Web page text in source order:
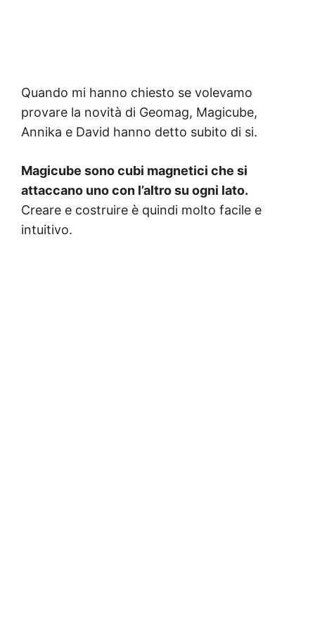
Quando mi hanno chiesto se volevamo
provare la novità di Geomag, Magicube,
Annika e David hanno detto subito di si.
Magicube sono cubi magnetici che si
attaccano uno con l’altro su ogni lato.
Creare e costruire è quindi molto facile e
intuitivo.